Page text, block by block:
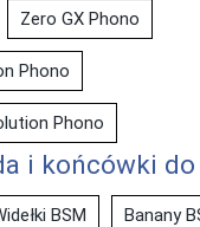
Zero GX Phono
Phono
Phono
i końcówki
BSM Banany